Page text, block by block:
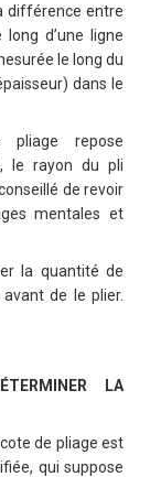
différence entre
d’une ligne
le long du
dans le
pliage repose
le rayon du pli
de revoir
mentales et
la quantité de
de le plier.
LA
de pliage est
qui suppose